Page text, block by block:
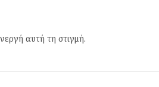
αυτή τη στιγμή.